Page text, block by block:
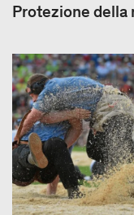
Protezione della